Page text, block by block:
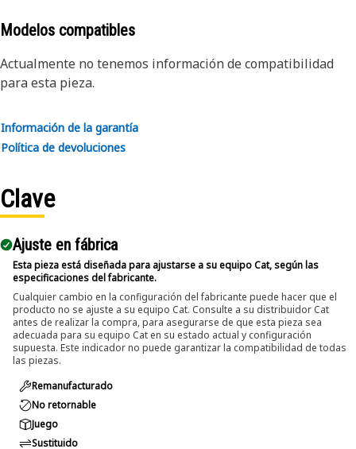
conditions.
slippage and damage to fasteners.
• Provided with 6-point deep length for secure grip on
• Black oxide finish offers increased resistance to rust and
corrosion.
An Impact Socket is utilized in the assembly areas of the
equipment, for servicing where high torque and accurate fit
are required for disassembly and reassembly.
Modelos compatibles
Actualmente no tenemos información de compatibilidad
para esta pieza.
Información de la garantía
Política de devoluciones
Clave
Ajuste en fábrica
Esta pieza está diseñada para ajustarse a su equipo Cat, según las
especificaciones del fabricante.
Cualquier cambio en la configuración del fabricante puede hacer que el
producto no se ajuste a su equipo Cat. Consulte a su distribuidor Cat
antes de realizar la compra, para asegurarse de que esta pieza sea
adecuada para su equipo Cat en su estado actual y configuración
supuesta. Este indicador no puede garantizar la compatibilidad de todas
las piezas.
Remanufacturado
No retornable
Juego
Sustituido